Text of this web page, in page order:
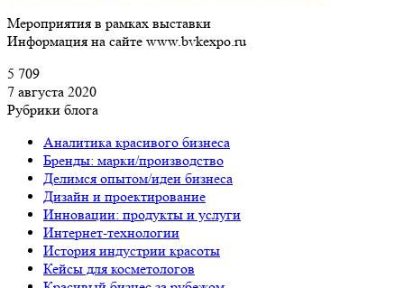
Мероприятия в рамках выставки
Информация на сайте www.bvkexpo.ru
5 709
7 августа 2020
Рубрики блога
Аналитика красивого бизнеса
Бренды: марки/производство
Делимся опытом/идеи бизнеса
Дизайн и проектирование
Инновации: продукты и услуги
Интернет-технологии
История индустрии красоты
Кейсы для косметологов